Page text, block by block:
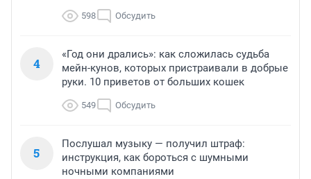
598 Обсудить
4
«Год они дрались»: как сложилась судьба
мейн-кунов, которых пристраивали в добрые
руки. 10 приветов от больших кошек
549 Обсудить
5
Послушал музыку — получил штраф:
инструкция, как бороться с шумными
ночными компаниями